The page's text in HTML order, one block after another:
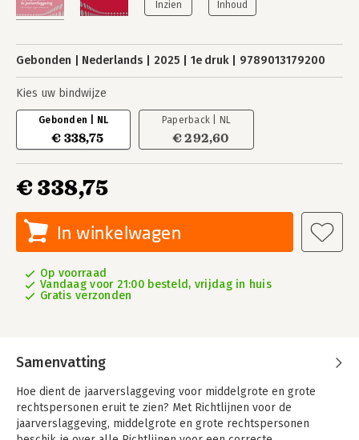
Gebonden Nederlands 2025 1e druk 9789013179200
Kies uw bindwijze
Gebonden | NL
€ 338,75
Paperback | NL
€ 292,60
€ 338,75
In winkelwagen
Op voorraad
Vandaag voor 21:00 besteld, vrijdag in huis
Gratis verzonden
Samenvatting
Hoe dient de jaarverslaggeving voor middelgrote en grote
rechtspersonen eruit te zien? Met Richtlijnen voor de
jaarverslaggeving, middelgrote en grote rechtspersonen